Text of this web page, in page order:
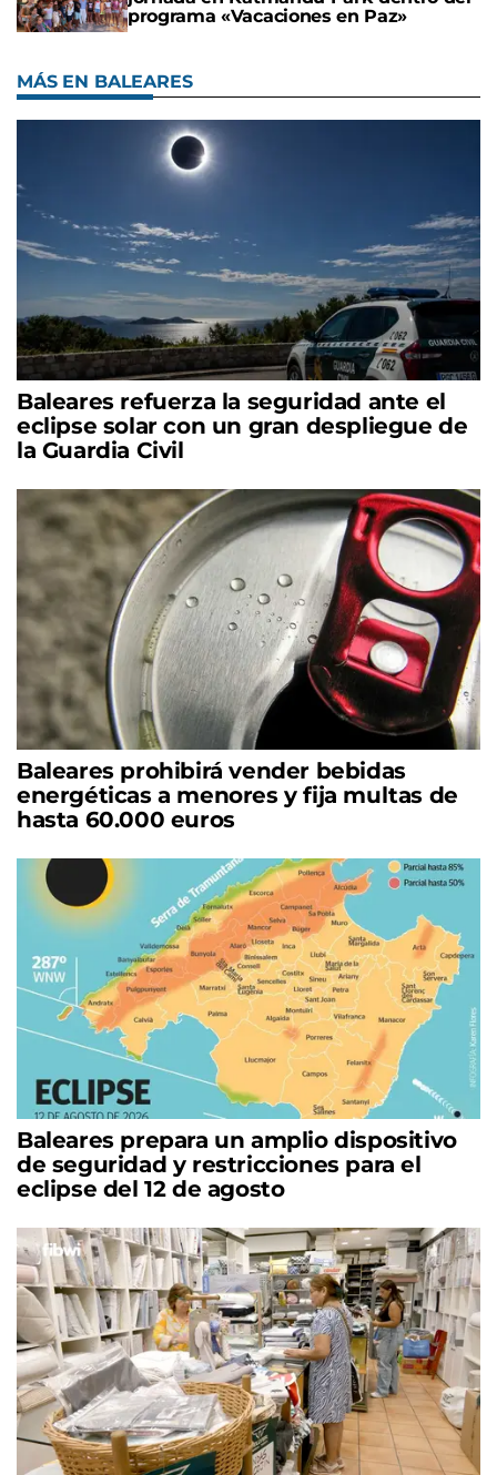
programa «Vacaciones en Paz»
MÁS EN BALEARES
Baleares refuerza la seguridad ante el
eclipse solar con un gran despliegue de
la Guardia Civil
Baleares prohibirá vender bebidas
energéticas a menores y fija multas de
hasta 60.000 euros
Baleares prepara un amplio dispositivo
de seguridad y restricciones para el
eclipse del 12 de agosto